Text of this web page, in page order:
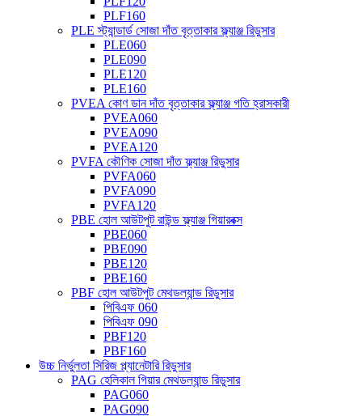
PLF160
PLE স্ট্যান্ডার্ড সোজা দাঁত বৃত্তাকার ফ্ল্যাঞ্জ রিডুসার
PLE060
PLE090
PLE120
PLE160
PVEA কোণ ডান দাঁত বৃত্তাকার ফ্ল্যাঞ্জ গতি হ্রাসকারী
PVEA060
PVEA090
PVEA120
PVFA কৌণিক সোজা দাঁত ফ্ল্যাঞ্জ রিডুসার
PVFA060
PVFA090
PVFA120
PBE হোল আউটপুট রাউন্ড ফ্ল্যাঞ্জ গিয়ারবক্স
PBE060
PBE090
PBE120
PBE160
PBF হোল আউটপুট মেথডল্যান্ড রিডুসার
পিবিএফ 060
পিবিএফ 090
PBF120
PBF160
উচ্চ নির্ভুলতা সিরিজ প্ল্যানেটারি রিডুসার
PAG হেলিকাল গিয়ার মেথডল্যান্ড রিডুসার
PAG060
PAG090